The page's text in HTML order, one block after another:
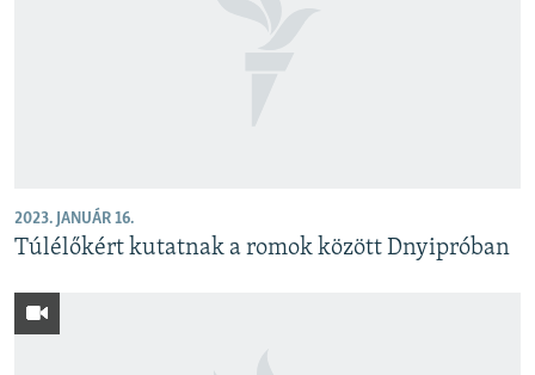
2023. JANUÁR 16.
Túlélőkért kutatnak a romok között Dnyipróban